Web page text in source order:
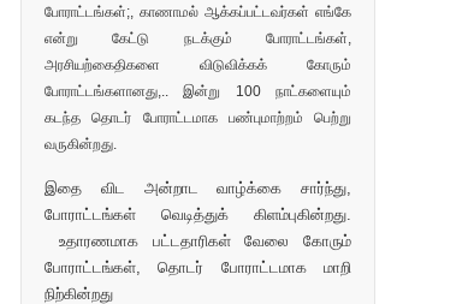
போராட்டங்கள்;, காணாமல் ஆக்கப்பட்டவர்கள் எங்கே
என்று கேட்டு நடக்கும் போராட்டங்கள்,
அரசியற்கைதிகளை விடுவிக்கக் கோரும்
போராட்டங்களானது,.. இன்று 100 நாட்களையும்
கடந்த தொடர் போராட்டமாக பண்புமாற்றம் பெற்று
வருகின்றது.
இதை விட அன்றாட வாழ்க்கை சார்ந்து,
போராட்டங்கள் வெடித்துக் கிளம்புகின்றது.
உதாரணமாக பட்டதாரிகள் வேலை கோரும்
போராட்டங்கள், தொடர் போராட்டமாக மாறி
நிற்கின்றது